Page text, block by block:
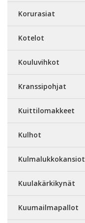
Korurasiat
Kotelot
Kouluvihkot
Kranssipohjat
Kuittilomakkeet
Kulhot
Kulmalukkokansiot
Kuulakärkikynät
Kuumailmapallot